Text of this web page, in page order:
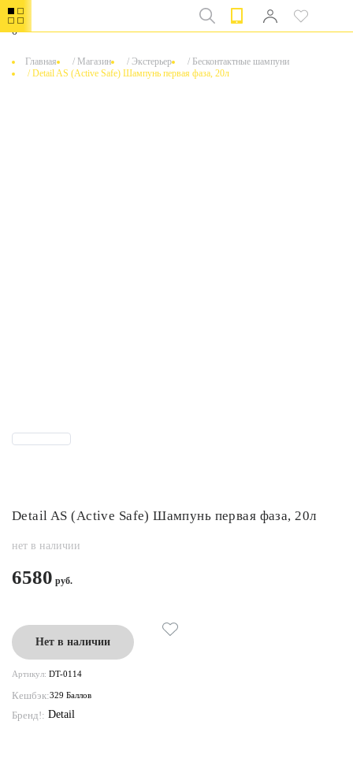
0
Главная / Магазин / Экстерьер / Бесконтактные шампуни
/Detail AS (Active Safe) Шампунь первая фаза, 20л
Detail AS (Active Safe) Шампунь первая фаза, 20л
нет в наличии
6580
Нет в наличии
Артикул: DT-0114
Кешбэк:329 Баллов
Бренд!: Detail